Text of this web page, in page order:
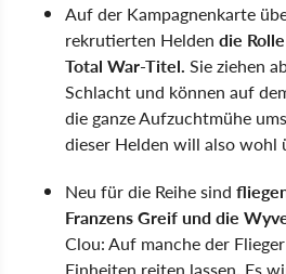
Auf der Kampagnenkarte
rekrutierten Helden die
Total War-Titel. Sie ziehen
Schlacht und können auf
die ganze Aufzuchtmühe
dieser Helden will also wohl
Neu für die Reihe sind
Franzens Greif und die
Clou: Auf manche der